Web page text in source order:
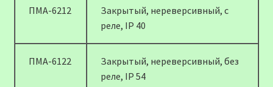
ПМА-6212
Закрытый, нереверсивный, с
реле, IP 40
ПМА-6122
Закрытый, нереверсивный, без
реле, IP 54